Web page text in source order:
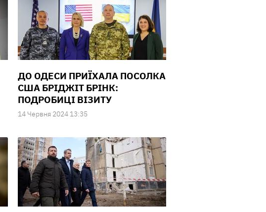
ДО ОДЕСИ ПРИЇХАЛА ПОСОЛКА
США БРІДЖІТ БРІНК:
ПОДРОБИЦІ ВІЗИТУ
14 Червня 2024 13:35